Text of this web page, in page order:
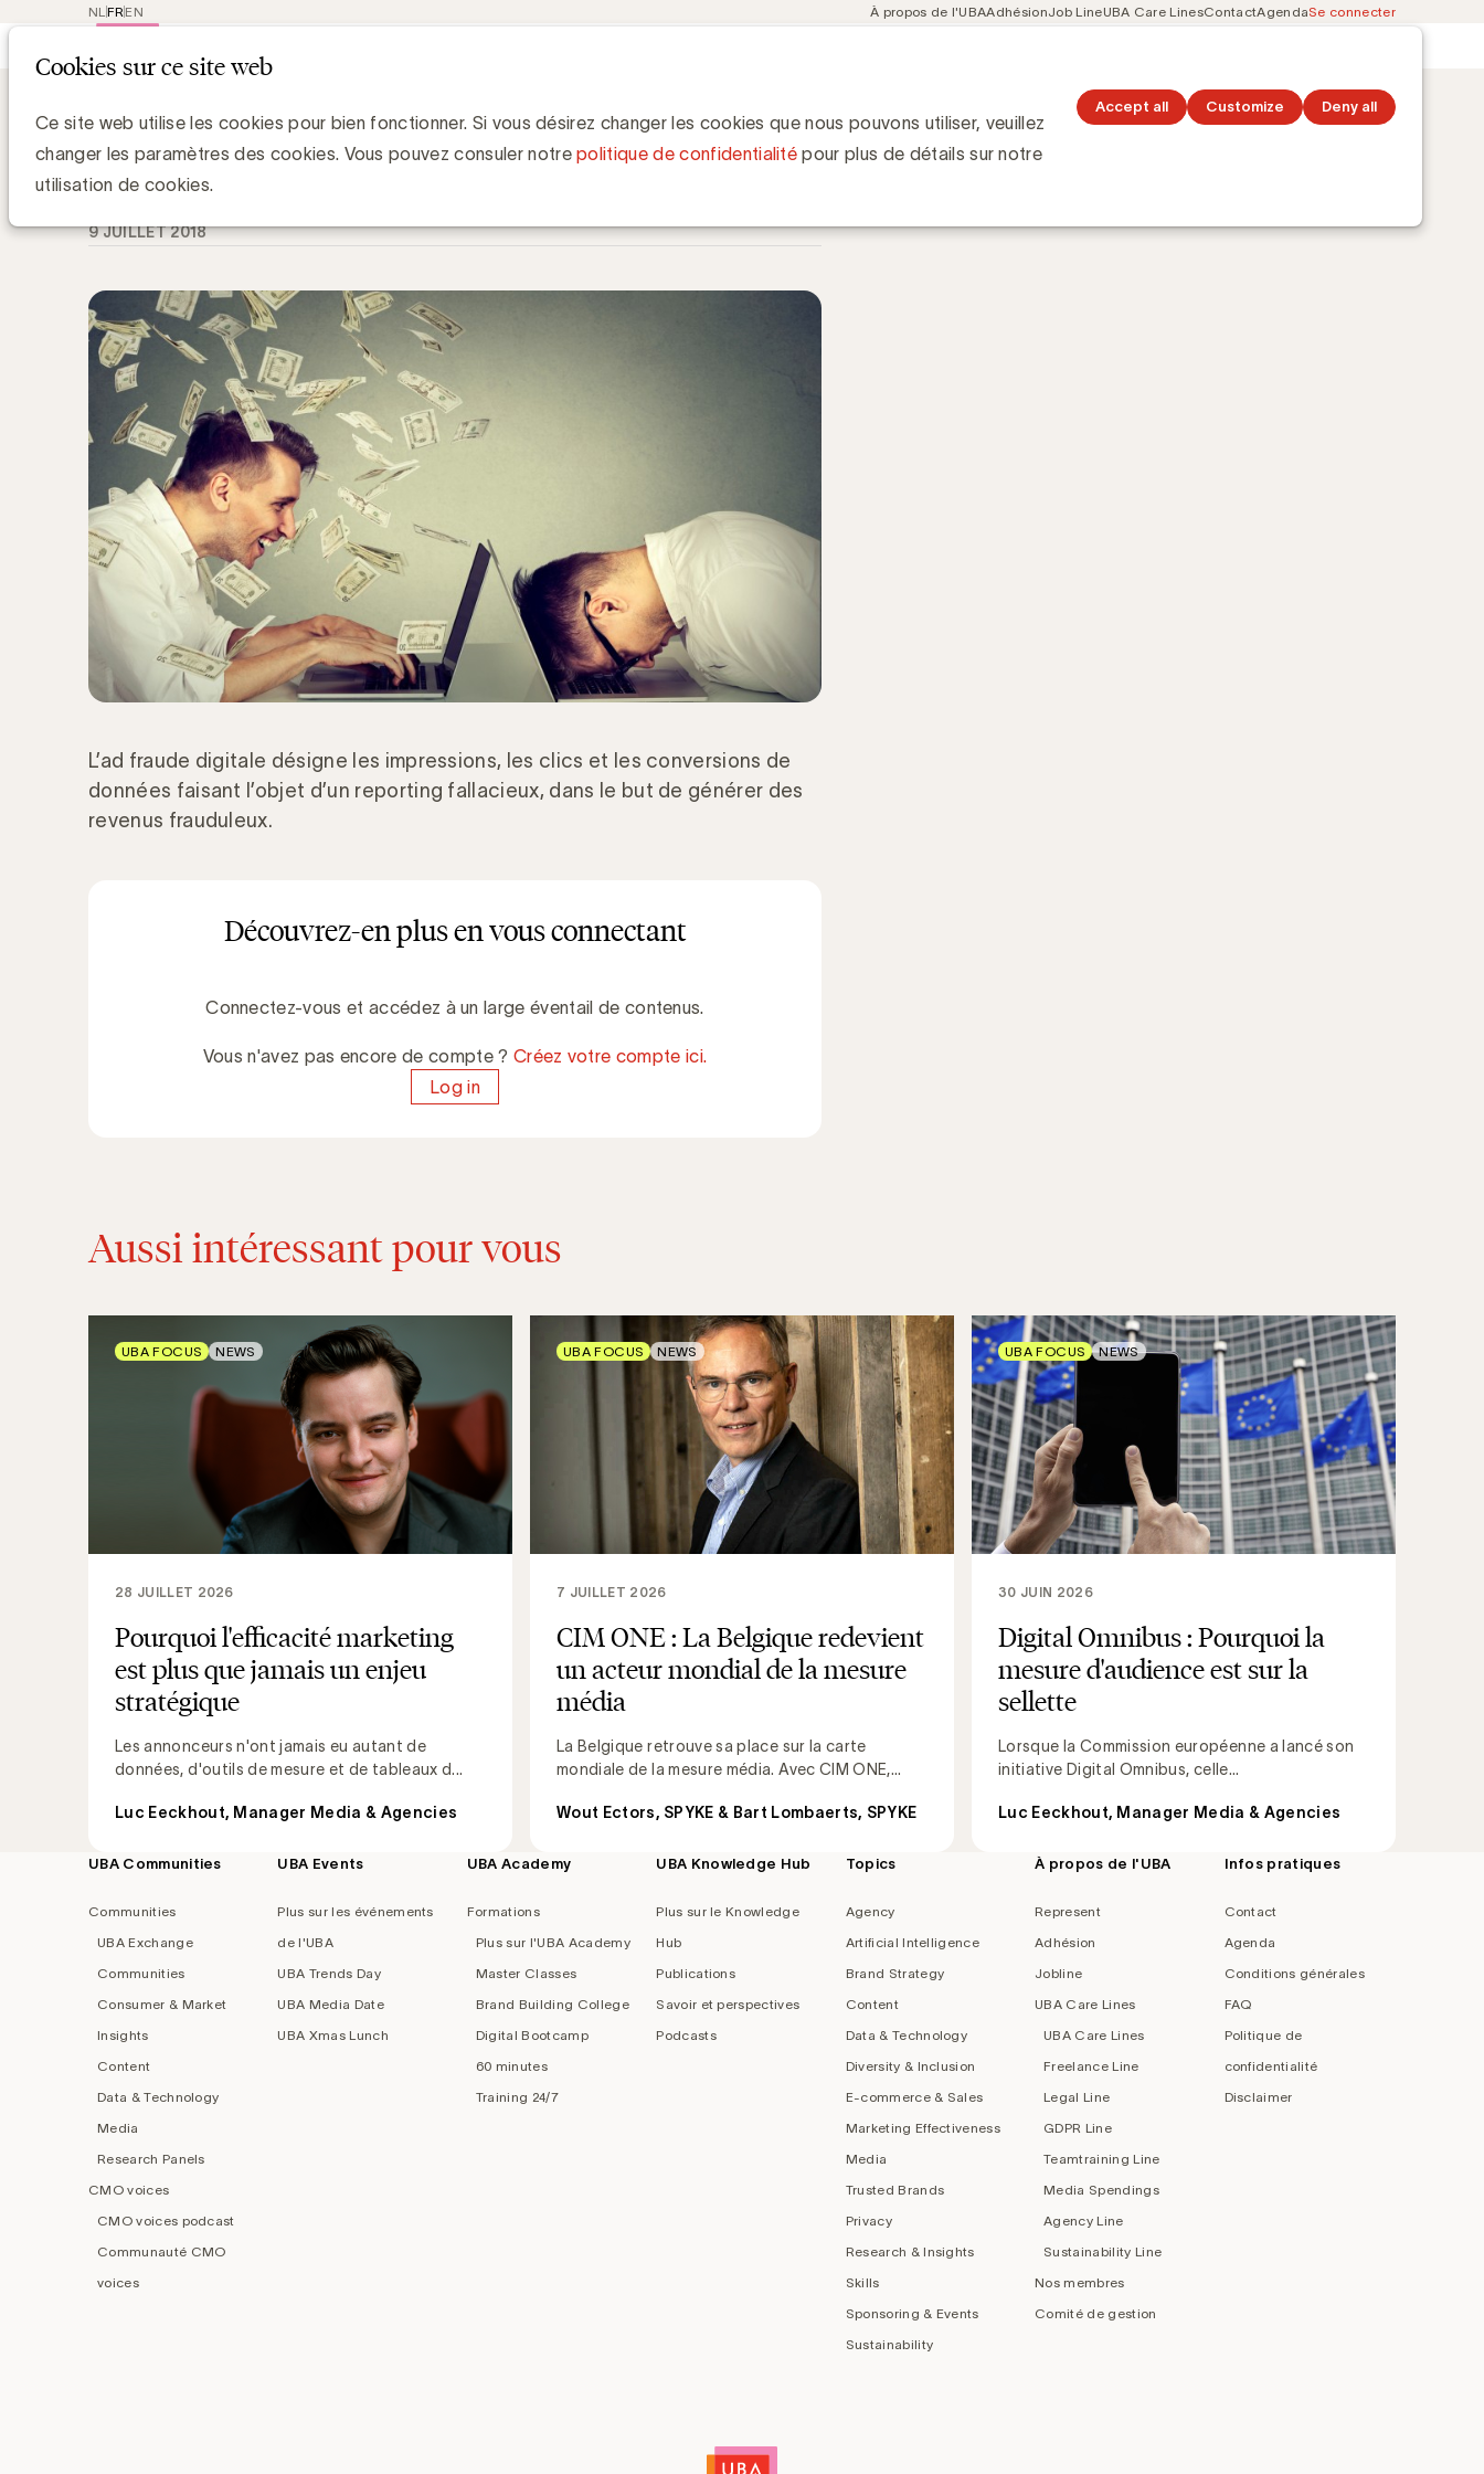
Cookies sur ce site web
Ce site web utilise les cookies pour bien fonctionner. Si vous désirez changer les cookies que nous pouvons utiliser, veuillez
changer les paramètres des cookies. Vous pouvez consuler notrepolitique de confidentialité pour plus de détails sur notre
utilisation de cookies.
Accept all Customize Deny all
EN
FR
NL
Meta
À propos de l'UBAAdhésionJob LineUBA Care LinesContactAgendaSe connecter
Qu’est-ce que l’Ad Fraud ?
Chris Van Roey
9 JUILLET 2018
L’ad fraude digitale désigne les impressions, les clics et les conversions de
données faisant l’objet d’un reporting fallacieux, dans le but de générer des
revenus frauduleux.
Découvrez-en plus en vous connectant
Connectez-vous et accédez à un large éventail de contenus.
Vous n'avez pas encore de compte ? Créez votre compte ici.
Log in
Aussi intéressant pour vous
Pourquoi l'efficacité marketing
est plus que jamais un enjeu
stratégique
Les annonceurs n'ont jamais eu autant de
données, d'outils de mesure et de tableaux d...
28 JUILLET 2026
Luc Eeckhout, Manager Media & Agencies
UBA FOCUS NEWS
CIM ONE : La Belgique redevient
un acteur mondial de la mesure
média
La Belgique retrouve sa place sur la carte
mondiale de la mesure média. Avec CIM ONE,...
7 JUILLET 2026
Wout Ectors, SPYKE & Bart Lombaerts, SPYKE
UBA FOCUS NEWS
Digital Omnibus : Pourquoi la
mesure d'audience est sur la
sellette
Lorsque la Commission européenne a lancé son
initiative Digital Omnibus, celle...
30 JUIN 2026
Luc Eeckhout, Manager Media & Agencies
UBA FOCUS NEWS
Footer
UBA Communities
Communities
UBA Exchange
Communities
Consumer & Market
Insights
Content
Data & Technology
Media
Research Panels
CMO voices
CMO voices podcast
Communauté CMO
voices
UBA Events
Plus sur les événements
de l'UBA
UBA Trends Day
UBA Media Date
UBA Xmas Lunch
UBA Academy
Formations
Plus sur l'UBA Academy
Master Classes
Brand Building College
Digital Bootcamp
60 minutes
Training 24/7
UBA Knowledge Hub
Plus sur le Knowledge
Hub
Publications
Savoir et perspectives
Podcasts
Topics
Agency
Artificial Intelligence
Brand Strategy
Content
Data & Technology
Diversity & Inclusion
E-commerce & Sales
Marketing Effectiveness
Media
Trusted Brands
Privacy
Research & Insights
Skills
Sponsoring & Events
Sustainability
À propos de l'UBA
Represent
Adhésion
Jobline
UBA Care Lines
UBA Care Lines
Freelance Line
Legal Line
GDPR Line
Teamtraining Line
Media Spendings
Agency Line
Sustainability Line
Nos membres
Comité de gestion
Infos pratiques
Contact
Agenda
Conditions générales
FAQ
Politique de
confidentialité
Disclaimer